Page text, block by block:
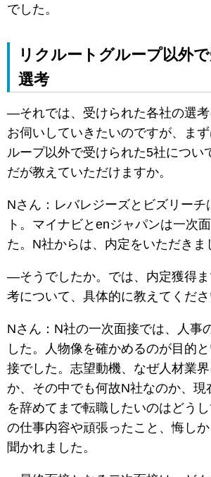
でした。
リクルートグループ以外
選考
―それでは、受けられた各社の選
お伺いしていきたいのですが、ま
ループ以外で受けられた5社につい
だが教えていただけますか。
Nさん：レバレジーズとビズリーチ
ト。マイナビとenジャパンは一次
た。N社からは、内定をいただきま
―そうでしたか。では、内定獲得
考について、具体的に教えてくださ
Nさん：N社の一次面接では、人事
した。人物像を確かめるのが目的
接でした。志望動機、なぜ人材業
か、その中でも何故N社なのか、現
を辞めてまで転職したいのはどう
の仕事内容や頑張ったこと、悔し
聞かれました。